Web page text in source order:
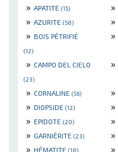
» APATITE (15) »
» AZURITE (58) »
» BOIS PÉTRIFIÉ
(12)
»
» CAMPO DEL CIELO
(23)
»
» CORNALINE (56) »
» DIOPSIDE (12) »
» EPIDOTE (20) »
» GARNIÈRITE (23) »
» HÉMATITE (18) »